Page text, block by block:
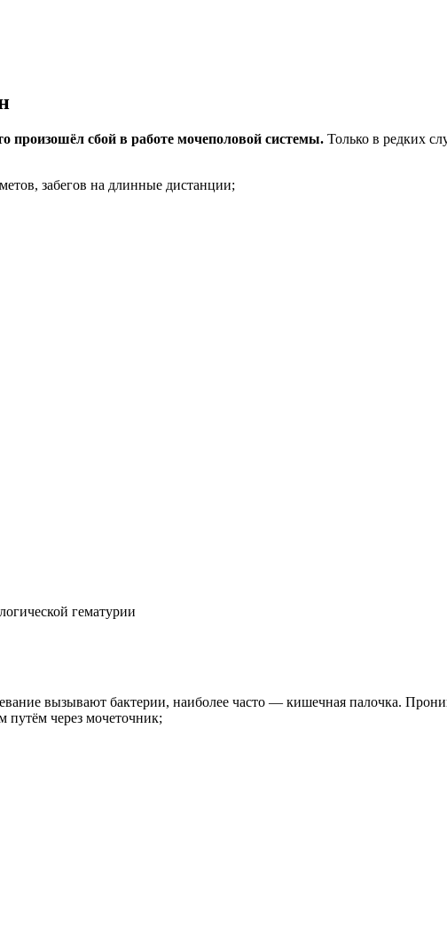
произошёл сбой в работе мочеполовой системы. Только в редких
забегов на длинные дистанции;
гематурии
вызывают бактерии, наиболее часто — кишечная палочка.
путём через мочеточник;